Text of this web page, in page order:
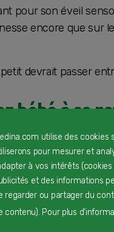
pour son éveil
encore que sur
devrait passer
bébé à se
placez-le sur
sur le ventre, en
corporelle
toujours placer votre
s’en lasser, ensuite,
utilise des
pour mesurer et
à vos intérêts
et des informations
regarder ou partager du
contenu). Pour plus